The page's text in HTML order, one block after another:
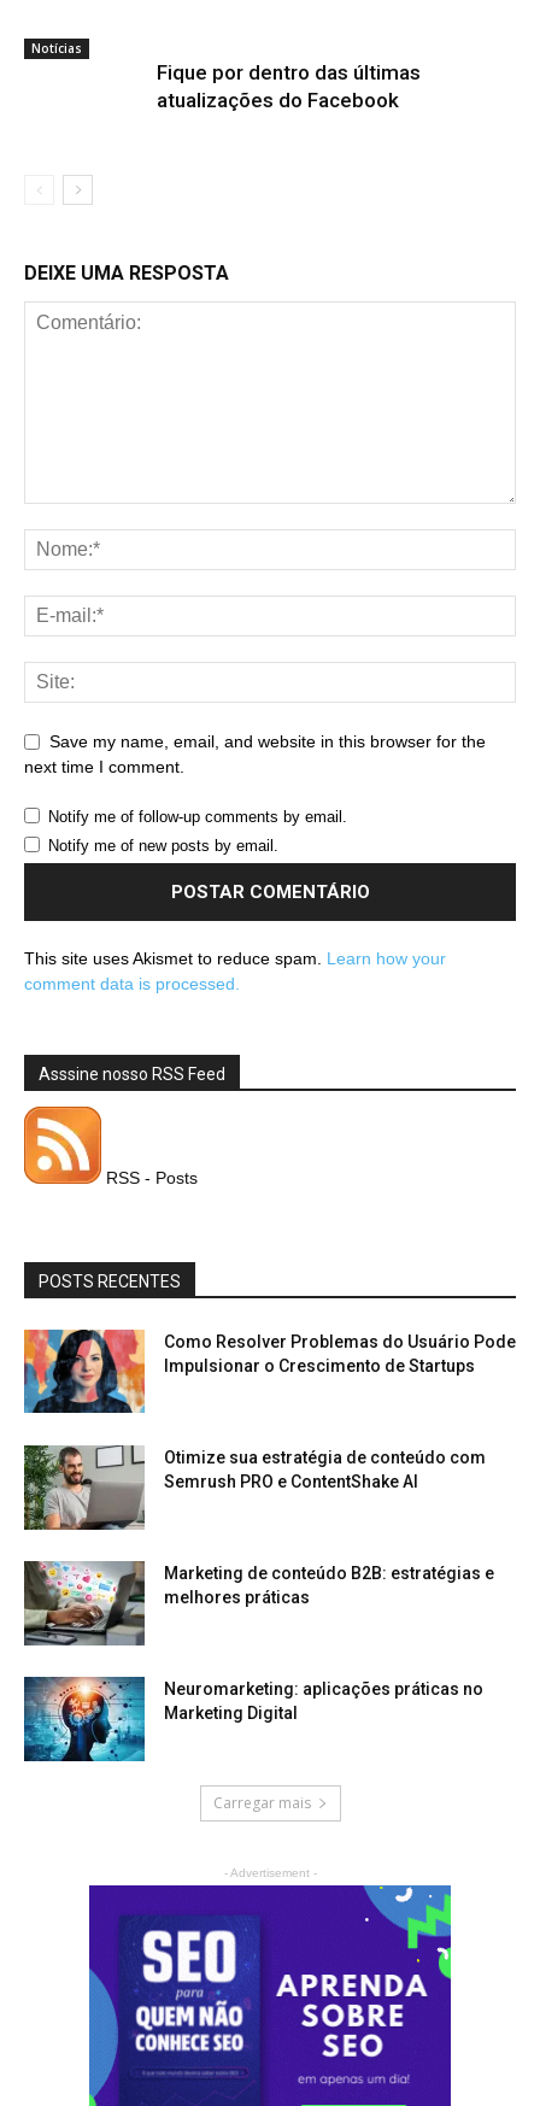
Notícias
Fique por dentro das últimas
atualizações do Facebook
DEIXE UMA RESPOSTA
Save my name, email, and website in this browser for the
next time I comment.
Notify me of follow-up comments by email.
Notify me of new posts by email.
This site uses Akismet to reduce spam. Learn how your
comment data is processed.
Asssine nosso RSS Feed
RSS - Posts
POSTS RECENTES
Como Resolver Problemas do Usuário Pode
Impulsionar o Crescimento de Startups
Otimize sua estratégia de conteúdo com
Semrush PRO e ContentShake AI
Marketing de conteúdo B2B: estratégias e
melhores práticas
Neuromarketing: aplicações práticas no
Marketing Digital
Carregar mais
- Advertisement -